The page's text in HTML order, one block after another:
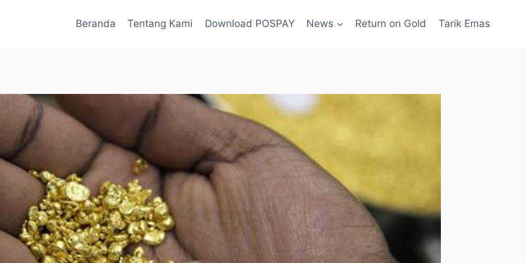
Beranda Tentang Kami Download POSPAY News Return on Gold Tarik Emas